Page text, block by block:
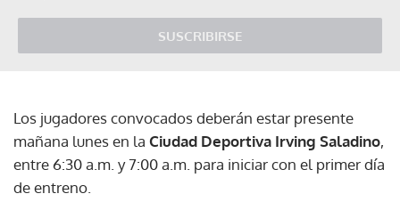
SUSCRIBIRSE
Los jugadores convocados deberán estar presente
mañana lunes en la Ciudad Deportiva Irving Saladino,
entre 6:30 a.m. y 7:00 a.m. para iniciar con el primer día
de entreno.